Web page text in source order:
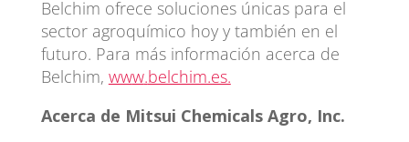
Belchim ofrece soluciones únicas para el
sector agroquímico hoy y también en el
futuro. Para más información acerca de
Belchim, www.belchim.es.
Acerca de Mitsui Chemicals Agro, Inc.